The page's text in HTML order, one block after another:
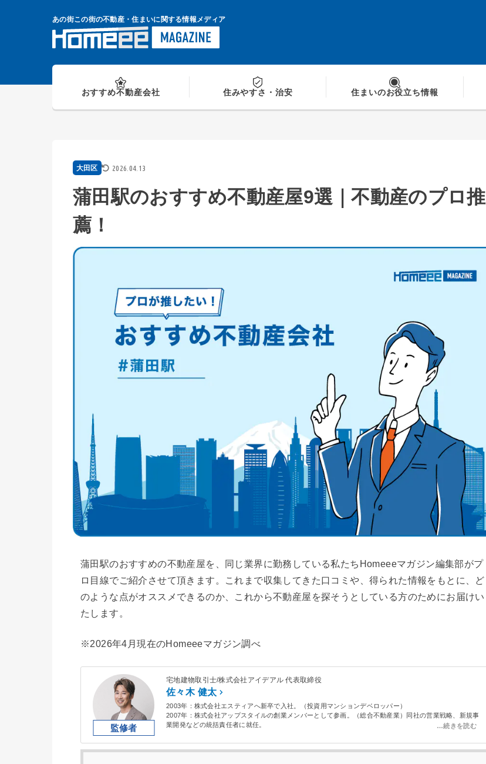
あの街この街の不動産・住まいに関する情報メディア
おすすめ不動産会社 住みやすさ ・治安 住まいのお役立ち情報
大田区 2026.04.13
蒲田駅のおすすめ不動産屋9選｜不動産のプロ推
薦！
蒲田駅のおすすめの不動産屋を、同じ業界に勤務している私たちHomeeeマガジン編集部がプ
ロ目線でご紹介させて頂きます。これまで収集してきた口コミや、得られた情報をもとに、ど
のような点がオススメできるのか、これから不動産屋を探そうとしている方のためにお届けい
たします。
※2026年4月現在のHomeeeマガジン調べ
宅地建物取引士/株式会社アイデアル 代表取締役
佐々木 健太
2003年：株式会社エスティアへ新卒で入社。（投資用マンションデベロッパー）
2007年：株式会社アップスタイルの創業メンバーとして参画。（総合不動産業）同社の営業戦略、新規事
業開発などの統括責任者に就任。
2020年：株式会社アイデアル・インベスト・パートナーズ を設立（100％出資子会社）